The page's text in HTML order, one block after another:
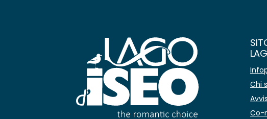
Chi
Co-